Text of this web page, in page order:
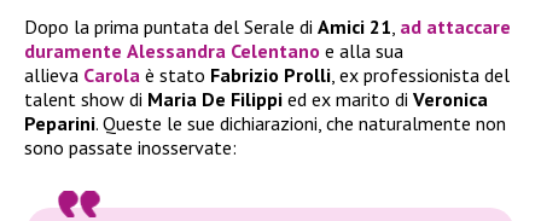
Dopo la prima puntata del Serale di Amici 21, ad attaccare
duramente Alessandra Celentano e alla sua
allieva Carola è stato Fabrizio Prolli, ex professionista del
talent show di Maria De Filippi ed ex marito di Veronica
Peparini. Queste le sue dichiarazioni, che naturalmente non
sono passate inosservate: